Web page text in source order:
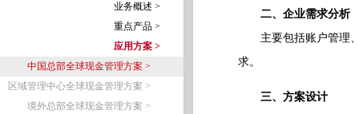
业务概述 >
重点产品 >
应用方案 >
中国总部全球现金管理方案 >
区域管理中心全球现金管理方案 >
境外总部全球现金管理方案 >
二、企业需求分析
主要包括账户管理、
求。
三、方案设计